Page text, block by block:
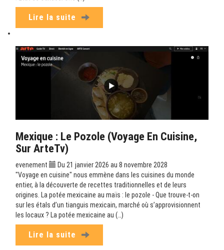
Lire la suite
Mexique : Le Pozole (Voyage En Cuisine,
Sur ArteTv)
evenement
Du 21 janvier 2026 au 8 novembre 2028
"Voyage en cuisine" nous emmène dans les cuisines du monde
entier, à la découverte de recettes traditionnelles et de leurs
origines. La potée mexicaine au maïs : le pozole - Que trouve-t-on
sur les étals d’un tianguis mexicain, marché où s’approvisionnent
les locaux ? La potée mexicaine au (…)
Lire la suite